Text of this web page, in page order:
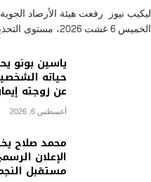
ليكيب نيوز رفعت هيئة الأرصاد
الخميس 6 غشت 2026، مستوى التحذير من…
ياسين بونو
حياته
عن زوجته
أغسطس 6, 2026
محمد صلاح
الإعلان
مستقبل